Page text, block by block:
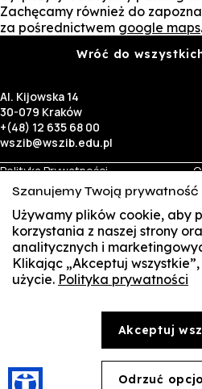
Zachęcamy również do
za pośrednictwem google maps.
Wróć do
Al. Kijowska 14
30-079 Kraków
+(48) 12 635 68 00
wszib@wszib.edu.pl
Polityka Prywatności
RODO
Identyfikacja wizualna
Biznes
Wynajem sal
Targi pracy
Treści zawarte na stronie www.wszib.edu.pl oraz jej
części: kopiowania, reprodukowania, modyfikowania,
wyświetlania, utrwalania oraz wykorzystywania w
Szanujemy Twoją prywatność
Używamy plików cookie, aby
korzystania z naszej strony
analitycznych i
Klikając „Akceptuj
użycie. Polityka prywatności
Akceptuj
Odrzuć